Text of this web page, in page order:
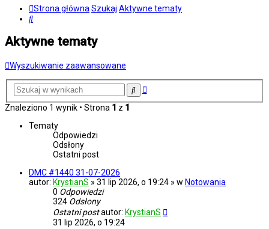
Strona główna Szukaj Aktywne tematy
Szukaj
Aktywne tematy
Wyszukiwanie zaawansowane
SzukajWyszukiwanie
Znaleziono 1 wynik • Strona 1 z 1
Tematy
Odpowiedzi
Odsłony
Ostatni post
DMC #1440 31-07-2026
autor: KrystianS » 31 lip 2026, o 19:24 » w Notowania
0 Odpowiedzi
324 Odsłony
Ostatni postautor: KrystianS
31 lip 2026, o 19:24